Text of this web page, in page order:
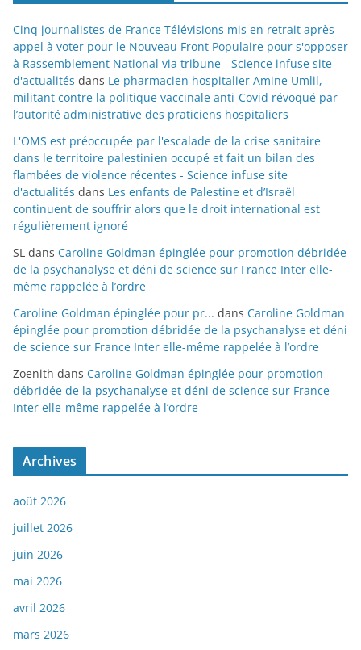
Cinq journalistes de France Télévisions mis en retrait après
appel à voter pour le Nouveau Front Populaire pour s'opposer
à Rassemblement National via tribune - Science infuse site
d'actualités dans Le pharmacien hospitalier Amine Umlil,
militant contre la politique vaccinale anti-Covid révoqué par
l’autorité administrative des praticiens hospitaliers
L'OMS est préoccupée par l'escalade de la crise sanitaire
dans le territoire palestinien occupé et fait un bilan des
flambées de violence récentes - Science infuse site
d'actualités dans Les enfants de Palestine et d’Israël
continuent de souffrir alors que le droit international est
régulièrement ignoré
SL dans Caroline Goldman épinglée pour promotion débridée
de la psychanalyse et déni de science sur France Inter elle-
même rappelée à l’ordre
Caroline Goldman épinglée pour pr... dans Caroline Goldman
épinglée pour promotion débridée de la psychanalyse et déni
de science sur France Inter elle-même rappelée à l’ordre
Zoenith dans Caroline Goldman épinglée pour promotion
débridée de la psychanalyse et déni de science sur France
Inter elle-même rappelée à l’ordre
Archives
août 2026
juillet 2026
juin 2026
mai 2026
avril 2026
mars 2026